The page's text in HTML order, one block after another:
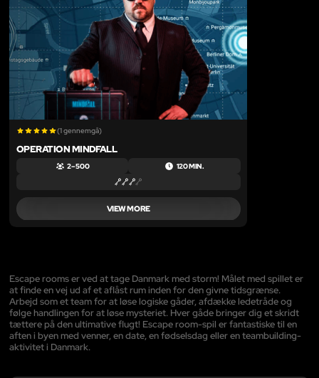
(1 gennemgå)
OPERATION MINDFALL
2 – 500 120 MIN.
VIEW MORE
Escape rooms er ved at tage Danmark med storm! Målet med spillet er
at finde en vej ud af et aflåst rum inden for den givne tidsgrænse.
Arbejd som et team for at løse logiske gåder, afdække ledetråde og
følge handlingen for at løse mysteriet. Hver gåde bringer dig et skridt
tættere på den ultimative flugt! Escape room-spil er fantastiske til en
aften i byen med venner, en date, en fødselsdag eller en teambuilding-
aktivitet i Danmark.